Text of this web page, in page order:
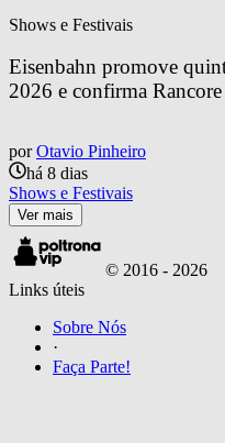
Shows e Festivais
Eisenbahn promove
2026 e confirma
por Otavio Pinheiro
há 8 dias
Shows e Festivais
Ver mais
© 2016 - 2026
Links úteis
Sobre Nós
·
Faça Parte!